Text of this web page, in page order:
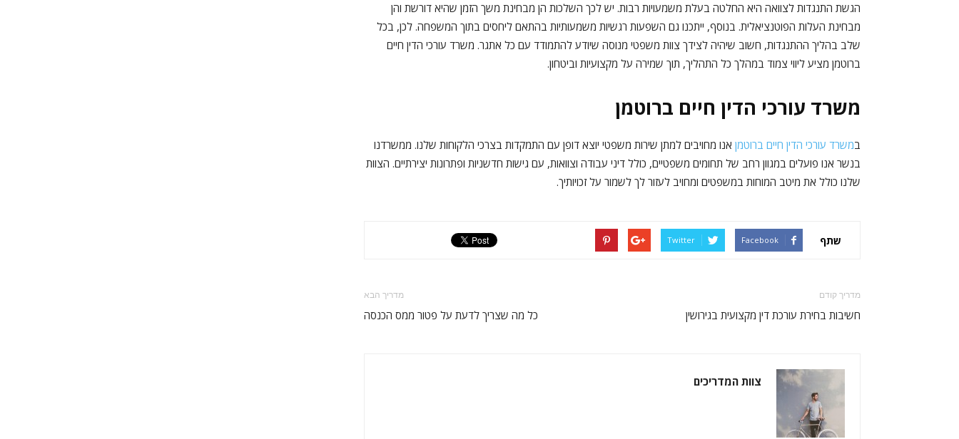
הגשת התנגדות לצוואה היא החלטה בעלת משמעויות רבות. יש לכך השלכות הן מבחינת משך הזמן שהיא דורשת והן
מבחינת העלות הפוטנציאלית. בנוסף, ייתכנו גם השפעות רגשיות משמעותיות בהתאם ליחסים בתוך המשפחה. לכן, בכל
שלב בהליך ההתנגדות, חשוב שיהיה לצידך צוות משפטי מנוסה שיודע להתמודד עם כל אתגר. משרד עורכי הדין חיים
ברוטמן מציע ליווי צמוד במהלך כל התהליך, תוך שמירה על מקצועיות וביטחון.
משרד עורכי הדין חיים ברוטמן
במשרד עורכי הדין חיים ברוטמן אנו מחויבים למתן שירות משפטי יוצא דופן עם התמקדות בצרכי הלקוחות שלנו. ממשרדנו
בנשר אנו פועלים במגוון רחב של תחומים משפטיים, כולל דיני עבודה וצוואות, עם גישות חדשניות ופתרונות יצירתיים. הצוות
שלנו כולל את מיטב המוחות במשפטים ומחויב לעזור לך לשמור על זכויותיך.
שתף Facebook
Twitter
מדריך קודם
חשיבות בחירת עורכת דין מקצועית בגירושין
מדריך הבא
כל מה שצריך לדעת על פטור ממס הכנסה
צוות המדריכים